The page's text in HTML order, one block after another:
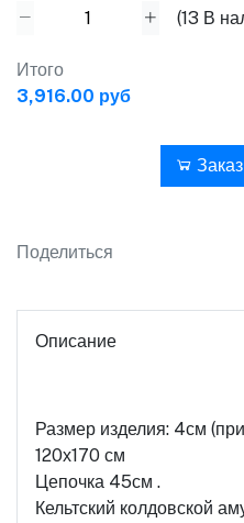
(13 В
Итого
3,916.00 руб
Поделиться
Описание
Размер изделия: 4см
120х170 см
Цепочка 45см .
Кельтский колдовской